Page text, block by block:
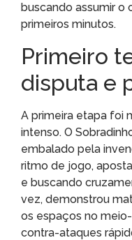
buscando assumir
primeiros minutos.
Primeiro
disputa e
A primeira etapa foi
intenso. O
embalado pela
ritmo de jogo,
e buscando
vez, demonstrou
os espaços no
contra-ataques